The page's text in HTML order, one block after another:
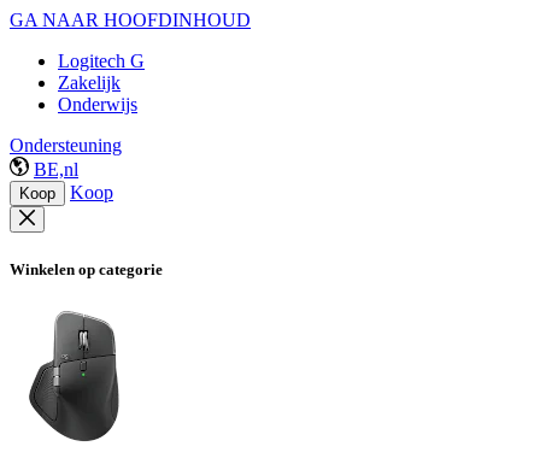
GA NAAR HOOFDINHOUD
Logitech G
Zakelijk
Onderwijs
Ondersteuning
BE,nl
Koop Koop
Winkelen op categorie